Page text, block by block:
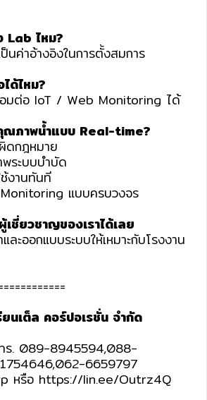
Lab ไหม?
นค่าอ้างอิงในการตั้งสมการ
ด้ไหม?
อมต่อ IoT / Web Monitoring ได้
ณภาพน้ำแบบ Real-time?
ดกฎหมาย
ระบบบำบัด
งานทันที
แบบครบวงจร
ชี่ยวชาญของเราได้เลย
ละออกแบบระบบให้เหมาะกับโรงงาน
นเต็ล คอร์ปอเรชั่น จำกัด
ร. 089-8945594,088-
6659797
หรือ https://lin.ee/Outrz4Q